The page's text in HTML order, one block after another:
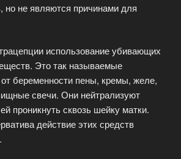
но не являются причинами для
использование убивающих
Это так называемые
беременности пены, кремы, желе,
свечи. Они нейтрализуют
проникнуть сквозь шейку матки.
действие этих средств